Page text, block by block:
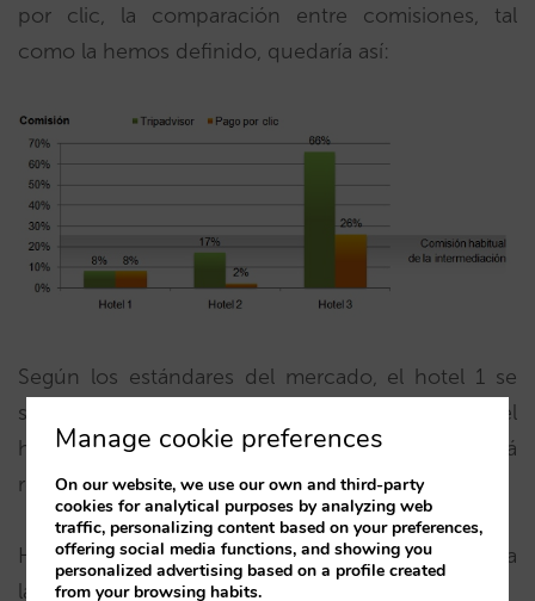
por clic, la comparación entre comisiones, tal
como la hemos definido, quedaría así:
Según los estándares del mercado, el hotel 1 se
sitúa en una relación coste-beneficio aceptable, el
hotel 2 entra en la franja alta y al hotel 3 le habrá
resultado una inversión muy cara.
Hay que tener en cuenta estos otros aspectos para
la comparación:
Manage cookie preferences
On our website, we use our own and third-party
cookies for analytical purposes by analyzing web
traffic, personalizing content based on your preferences,
offering social media functions, and showing you
personalized advertising based on a profile created
from your browsing habits.